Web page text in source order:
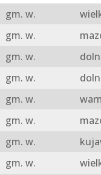
gm. w.
gm. w.
gm. w.
gm. w.
gm. w.
gm. w.
gm. w.
gm. w.